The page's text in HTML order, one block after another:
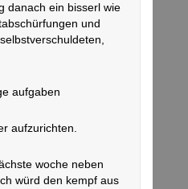
danach ein bisserl wie
und
aufgaben
aufzurichten.
woche neben
würd den kempf aus